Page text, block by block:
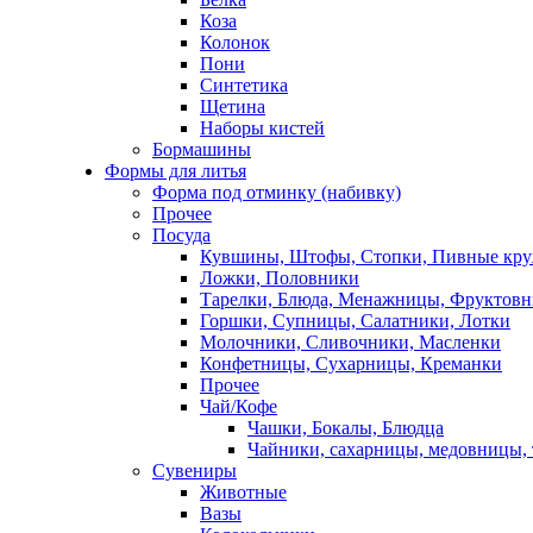
Коза
Колонок
Пони
Синтетика
Щетина
Наборы кистей
Бормашины
Формы для литья
Форма под отминку (набивку)
Прочее
Посуда
Кувшины, Штофы, Стопки, Пивные
Ложки, Половники
Тарелки, Блюда, Менажницы,
Горшки, Супницы, Салатники, Лотки
Молочники, Сливочники, Масленки
Конфетницы, Сухарницы, Креманки
Прочее
Чай/Кофе
Чашки, Бокалы, Блюдца
Чайники, сахарницы, медовницы,
Сувениры
Животные
Вазы